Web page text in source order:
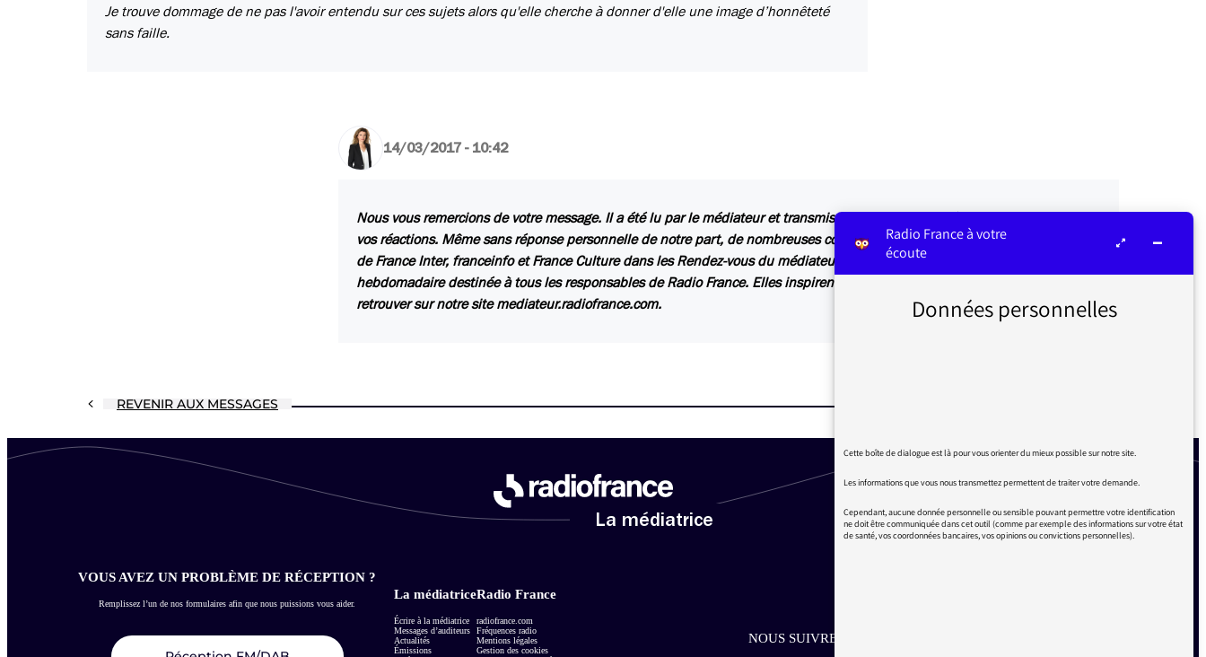
Je trouve dommage de ne pas l'avoir entendu sur ces sujets alors qu'elle cherche à donner d'elle une image d’honnêteté
sans faille.
14/03/2017 - 10:42
Nous vous remercions de votre message. Il a été lu par le médiateur et transmis au service concerné par vos questions ou
vos réactions. Même sans réponse personnelle de notre part, de nombreuses contributions sont relayées sur les antennes
de France Inter, franceinfo et France Culture dans les Rendez-vous du médiateur ou dans Les infos du médiateur, lettre
hebdomadaire destinée à tous les responsables de Radio France. Elles inspirent également des articles explicatifs à
retrouver sur notre site mediateur.radiofrance.com.
REVENIR AUX MESSAGES
La médiatrice
VOUS AVEZ UN PROBLÈME DE RÉCEPTION ?
Remplissez l’un de nos formulaires afin que nous puissions vous aider.
La médiatrice
Écrire à la médiatrice
Messages d’auditeurs
Actualités
Émissions
Radio France
radiofrance.com
Fréquences radio
Mentions légales
Gestion des cookies
NOUS SUIVRE SUR LES RÉSEAUX
Radio France à votre
écoute
Données personnelles
Cette boîte de dialogue est là pour vous orienter du mieux possible sur notre site.
Les informations que vous nous transmettez permettent de traiter votre demande.
Cependant, aucune donnée personnelle ou sensible pouvant permettre votre identification
ne doit être communiquée dans cet outil (comme par exemple des informations sur votre état
de santé, vos coordonnées bancaires, vos opinions ou convictions personnelles).